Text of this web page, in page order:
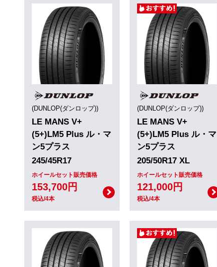
(DUNLOP(ダンロップ))
LE MANS V+
(5+)LM5 Plus ル・マ
ン5プラス
245/45R17
ホイールセット販売価格
153,700円
税込/4本
(DUNLOP(ダンロップ))
LE MANS V+
(5+)LM5 Plus ル・マ
ン5プラス
205/50R17 XL
ホイールセット販売価格
121,000円
税込/4本